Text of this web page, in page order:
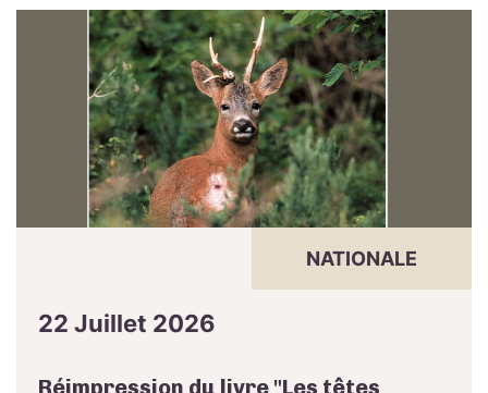
NATIONALE
22 Juillet 2026
Réimpression du livre "Les têtes